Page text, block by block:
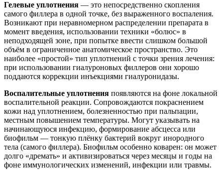
Гелевые уплотнения — это непосредственно скопления
самого филлера в одной точке, без выраженного воспаления.
Возникают при неравномерном распределении препарата в
момент введения, использовании техники «болюс» в
неподходящей зоне, при попытке ввести слишком большой
объём в ограниченное анатомическое пространство. Это
наиболее «простой» тип уплотнений с точки зрения лечения:
при использовании гиалуроновых филлеров они хорошо
поддаются коррекции инъекциями гиалуронидазы.
Воспалительные уплотнения появляются на фоне локальной
воспалительной реакции. Сопровождаются покраснением
кожи над уплотнением, болезненностью при пальпации,
местным повышением температуры. Могут указывать на
начинающуюся инфекцию, формирование абсцесса или
биофильм — тонкую плёнку бактерий вокруг инородного
тела (самого филлера). Биофильм особенно коварен: он может
долго «дремать» и активизироваться через месяцы и годы на
фоне иммунологических изменений, инфекции или травмы.